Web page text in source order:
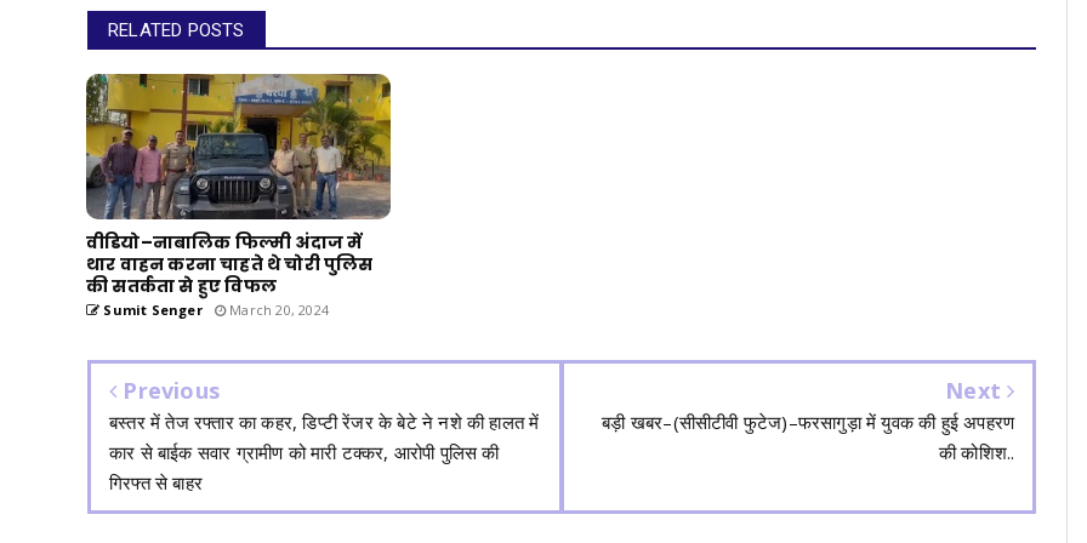
RELATED POSTS
वीडियो–नाबालिक फिल्मी अंदाज में
थार वाहन करना चाहते थे चोरी पुलिस
की सतर्कता से हुए विफल
Sumit Senger March 20, 2024
Previous
बस्तर में तेज रफ्तार का कहर, डिप्टी रेंजर के बेटे ने नशे की हालत में
कार से बाईक सवार ग्रामीण को मारी टक्कर, आरोपी पुलिस की
गिरफ्त से बाहर
Next
बड़ी खबर–(सीसीटीवी फुटेज)–फरसागुड़ा में युवक की हुई अपहरण
की कोशिश..